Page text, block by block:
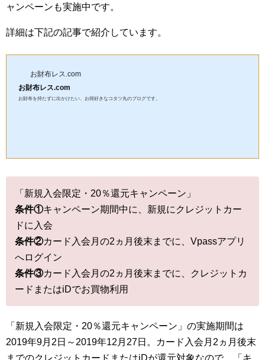
ャンペーンも実施中です。
詳細は下記の記事で紹介しています。
お財布レス.com
お財布レス.com
お財布を持たずに出かけたい、お得好きなコタツ丸のブログです。
「新規入会限定・20％還元キャンペーン」
条件①キャンペーン期間中に、新規にクレジットカー
ドに入会
条件②カード入会月の2ヵ月後末までに、Vpassアプリ
へログイン
条件③カード入会月の2ヵ月後末までに、クレジットカ
ードまたはiDでお買物利用
「新規入会限定・20％還元キャンペーン」の実施期間は
2019年9月2日～2019年12月27日。カード入会月2ヵ月後末
までのクレジットカードまたはiDが還元対象なので、「キ